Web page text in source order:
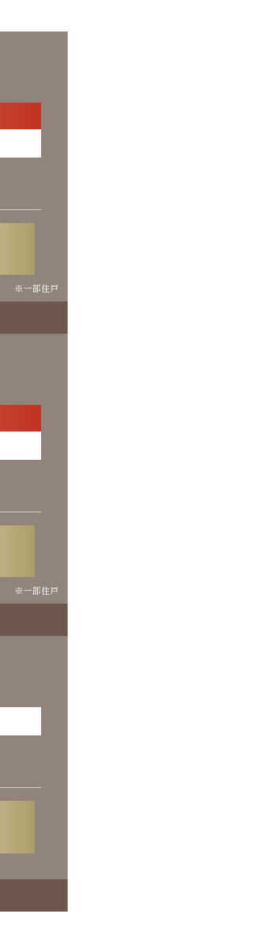
※一部住戸
※一部住戸